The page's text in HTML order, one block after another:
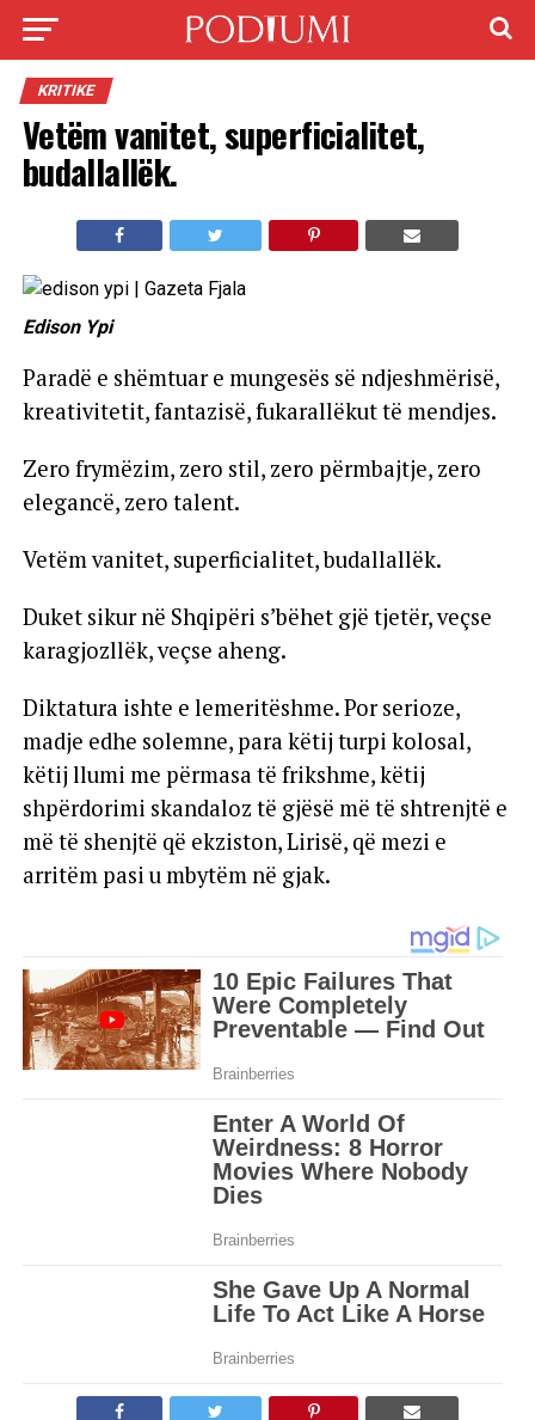
KRITIKE
Vetëm vanitet, superficialitet,
budallallëk.
Edison Ypi
Paradë e shëmtuar e mungesës së ndjeshmërisë,
kreativitetit, fantazisë, fukarallëkut të mendjes.
Zero frymëzim, zero stil, zero përmbajtje, zero
elegancë, zero talent.
Vetëm vanitet, superficialitet, budallallëk.
Duket sikur në Shqipëri s’bëhet gjë tjetër, veçse
karagjozllëk, veçse aheng.
Diktatura ishte e lemeritëshme. Por serioze,
madje edhe solemne, para këtij turpi kolosal,
këtij llumi me përmasa të frikshme, këtij
shpërdorimi skandaloz të gjësë më të shtrenjtë e
më të shenjtë që ekziston, Lirisë, që mezi e
arritëm pasi u mbytëm në gjak.